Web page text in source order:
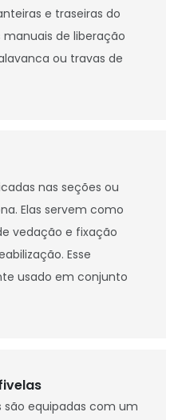
e traseiras do
de liberação
ou travas de
nas seções ou
Elas servem como
vedação e fixação
Esse
usado em conjunto
são equipadas com um